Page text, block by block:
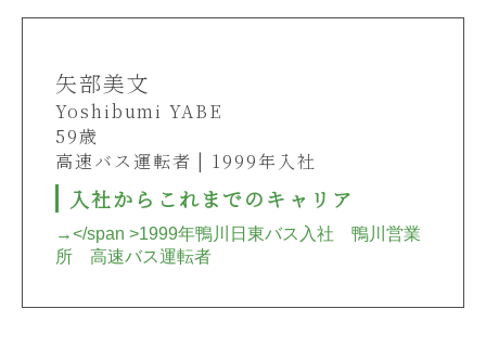
矢部美文
Yoshibumi YABE
59歳
高速バス運転者 | 1999年入社
入社からこれまでのキャリア
→</span >1999年鴨川日東バス入社 鴨川営業
所 高速バス運転者